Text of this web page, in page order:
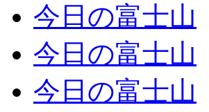
今日の富士山
今日の富士山
今日の富士山